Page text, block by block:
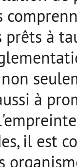
prêts à
à
il est